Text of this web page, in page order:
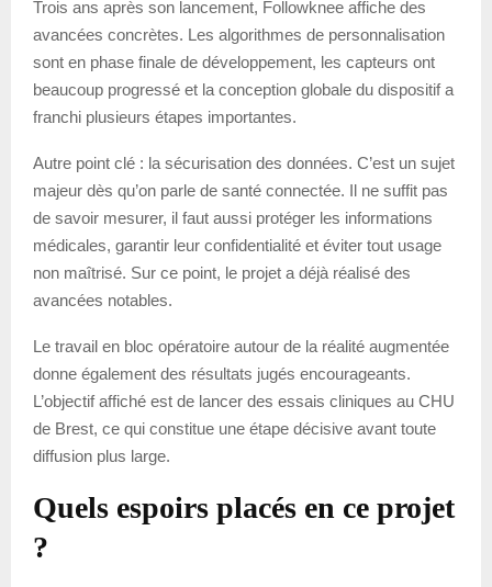
Trois ans après son lancement, Followknee affiche des
avancées concrètes. Les algorithmes de personnalisation
sont en phase finale de développement, les capteurs ont
beaucoup progressé et la conception globale du dispositif a
franchi plusieurs étapes importantes.
Autre point clé : la sécurisation des données. C’est un sujet
majeur dès qu’on parle de santé connectée. Il ne suffit pas
de savoir mesurer, il faut aussi protéger les informations
médicales, garantir leur confidentialité et éviter tout usage
non maîtrisé. Sur ce point, le projet a déjà réalisé des
avancées notables.
Le travail en bloc opératoire autour de la réalité augmentée
donne également des résultats jugés encourageants.
L’objectif affiché est de lancer des essais cliniques au CHU
de Brest, ce qui constitue une étape décisive avant toute
diffusion plus large.
Quels espoirs placés en ce projet
?